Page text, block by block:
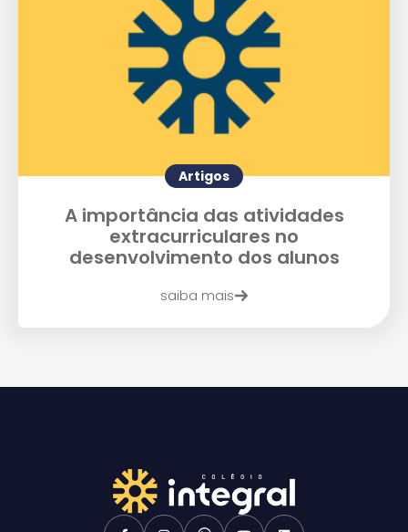
Artigos
A importância das atividades
extracurriculares no
desenvolvimento dos alunos
saiba mais